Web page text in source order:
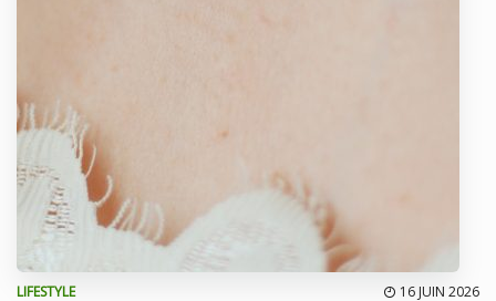
LIFESTYLE 16 JUIN 2026